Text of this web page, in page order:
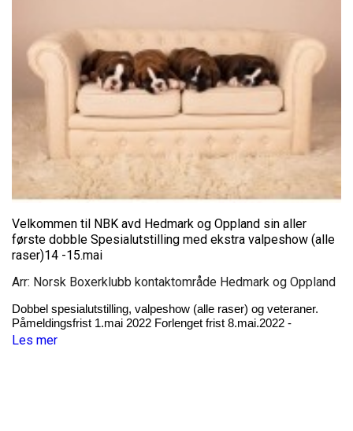
Velkommen til NBK avd Hedmark og Oppland sin aller
første dobble Spesialutstilling med ekstra valpeshow (alle
raser)14 -15.mai
Arr: Norsk Boxerklubb kontaktområde Hedmark og Oppland
Dobbel spesialutstilling, valpeshow (alle raser) og veteraner.
Påmeldingsfrist 1.mai 2022 Forlenget frist 8.mai.2022 -
Les mer